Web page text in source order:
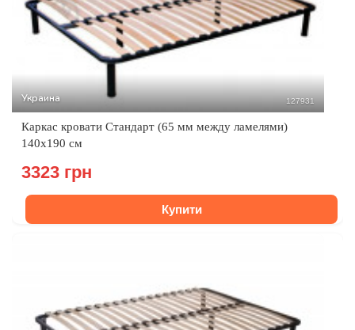
Украина 127931
Каркас кровати Стандарт (65 мм между ламелями)
140х190 см
3323 грн
Купити